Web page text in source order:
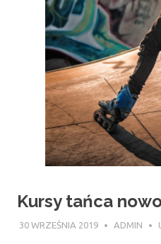
Kursy tańca
30 WRZEŚNIA 2019 ADMIN